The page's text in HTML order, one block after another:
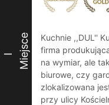
I Miejsce
Kuchnie ,,DUL''
firma
na wymiar, ale
biurowe, czy
zlokalizowana
przy ulicy